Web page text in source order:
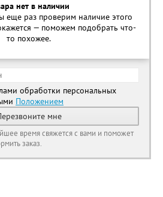
нет в наличии
еще раз проверим наличие этого
— поможем подобрать что-
то похожее.
обработки персональных
Положением
мне
время свяжется с вами и поможет
заказ.